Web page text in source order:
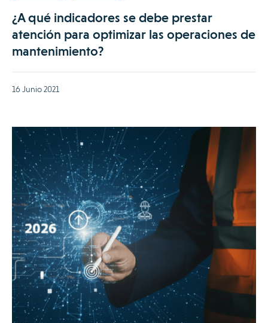
¿A qué indicadores se debe prestar
atención para optimizar las operaciones de
mantenimiento?
16 Junio 2021